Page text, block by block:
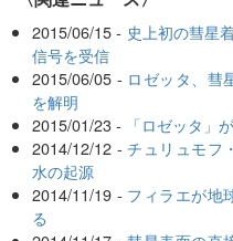
2015/06/15 - 史上初の彗星
信号を受信
2015/06/05 - ロゼッタ、彗
を解明
2015/01/23 -
「ロゼッタ」
2014/12/12 -チュリュモフ
水の起源
2014/11/19 - フィラエが地
る